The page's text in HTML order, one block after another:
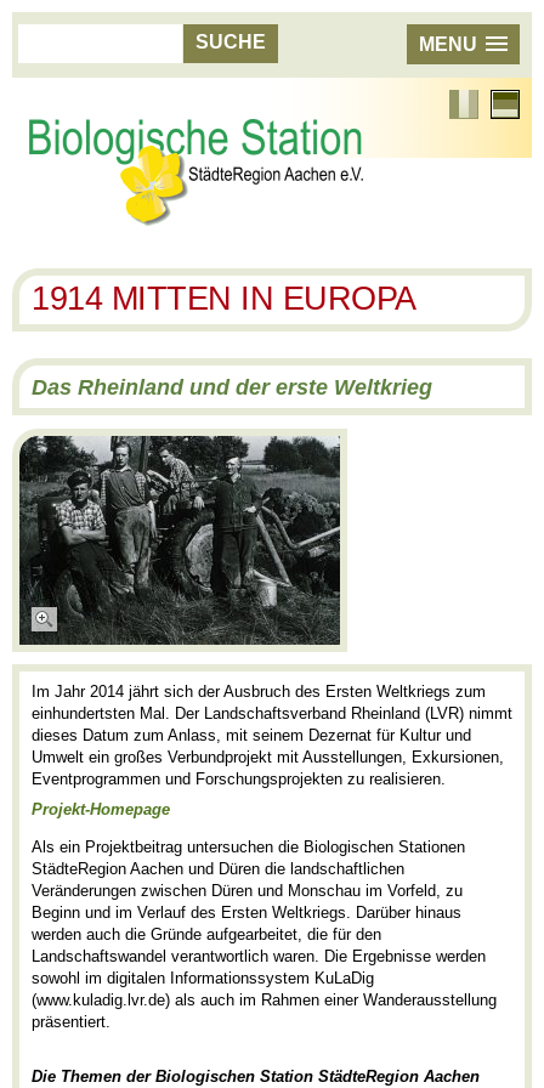
MENU
1914 MITTEN IN EUROPA
Das Rheinland und der erste Weltkrieg
Im Jahr 2014 jährt sich der Ausbruch des Ersten Weltkriegs zum
einhundertsten Mal. Der Landschaftsverband Rheinland (LVR) nimmt
dieses Datum zum Anlass, mit seinem Dezernat für Kultur und
Umwelt ein großes Verbundprojekt mit Ausstellungen, Exkursionen,
Eventprogrammen und Forschungsprojekten zu realisieren.
Projekt-Homepage
Als ein Projektbeitrag untersuchen die Biologischen Stationen
StädteRegion Aachen und Düren die landschaftlichen
Veränderungen zwischen Düren und Monschau im Vorfeld, zu
Beginn und im Verlauf des Ersten Weltkriegs. Darüber hinaus
werden auch die Gründe aufgearbeitet, die für den
Landschaftswandel verantwortlich waren. Die Ergebnisse werden
sowohl im digitalen Informationssystem KuLaDig
(www.kuladig.lvr.de) als auch im Rahmen einer Wanderausstellung
präsentiert.
Die Themen der Biologischen Station StädteRegion Aachen